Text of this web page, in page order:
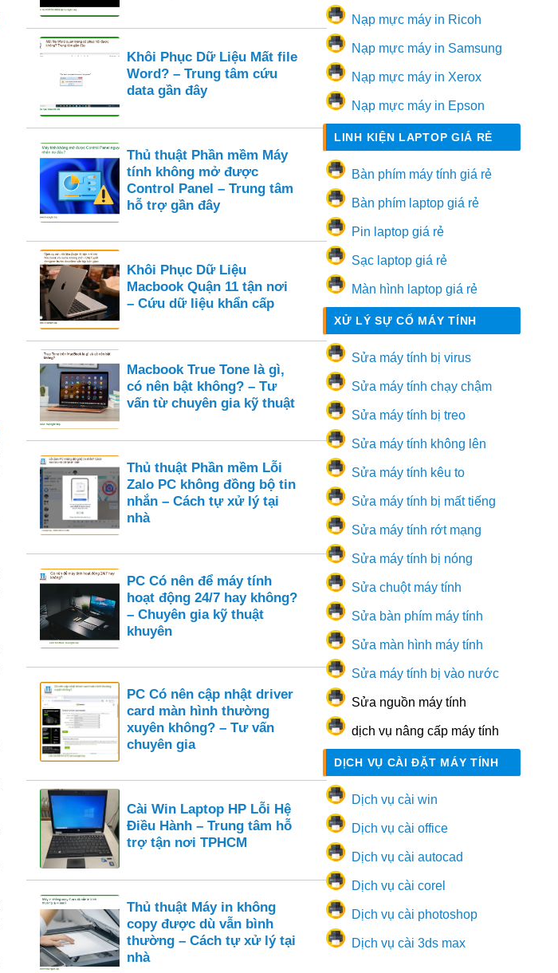
Khôi Phục Dữ Liệu Mất file
Word? – Trung tâm cứu
data gần đây
Thủ thuật Phần mềm Máy
tính không mở được
Control Panel – Trung tâm
hỗ trợ gần đây
Khôi Phục Dữ Liệu
Macbook Quận 11 tận nơi
– Cứu dữ liệu khẩn cấp
Macbook True Tone là gì,
có nên bật không? – Tư
vấn từ chuyên gia kỹ thuật
Thủ thuật Phần mềm Lỗi
Zalo PC không đồng bộ tin
nhắn – Cách tự xử lý tại
nhà
PC Có nên để máy tính
hoạt động 24/7 hay không?
– Chuyên gia kỹ thuật
khuyên
PC Có nên cập nhật driver
card màn hình thường
xuyên không? – Tư vấn
chuyên gia
Cài Win Laptop HP Lỗi Hệ
Điều Hành – Trung tâm hỗ
trợ tận nơi TPHCM
Thủ thuật Máy in không
copy được dù vẫn bình
thường – Cách tự xử lý tại
nhà
Nạp mực máy in Ricoh
Nạp mực máy in Samsung
Nạp mực máy in Xerox
Nạp mực máy in Epson
LINH KIỆN LAPTOP GIÁ RẺ
Bàn phím máy tính giá rẻ
Bàn phím laptop giá rẻ
Pin laptop giá rẻ
Sạc laptop giá rẻ
Màn hình laptop giá rẻ
XỬ LÝ SỰ CỐ MÁY TÍNH
Sửa máy tính bị virus
Sửa máy tính chạy chậm
Sửa máy tính bị treo
Sửa máy tính không lên
Sửa máy tính kêu to
Sửa máy tính bị mất tiếng
Sửa máy tính rớt mạng
Sửa máy tính bị nóng
Sửa chuột máy tính
Sửa bàn phím máy tính
Sửa màn hình máy tính
Sửa máy tính bị vào nước
Sửa nguồn máy tính
dịch vụ nâng cấp máy tính
DỊCH VỤ CÀI ĐẶT MÁY TÍNH
Dịch vụ cài win
Dịch vụ cài office
Dịch vụ cài autocad
Dịch vụ cài corel
Dịch vụ cài photoshop
Dịch vụ cài 3ds max